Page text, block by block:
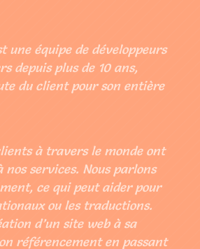
une équipe de développeurs
depuis plus de 10 ans,
du client pour son entière
à travers le monde ont
services. Nous parlons
ce qui peut aider pour
ou les traductions.
d’un site web à sa
référencement en passant